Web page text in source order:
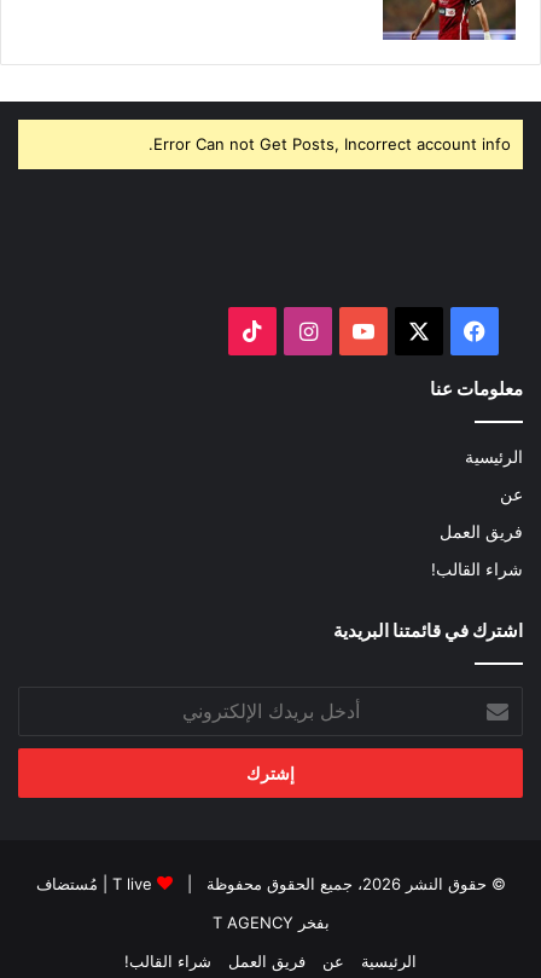
Error Can not Get Posts, Incorrect account info.
فيسبوك ‫YouTubeانستقرام
معلومات عنا
الرئيسية
عن
فريق العمل
شراء القالب!
اشترك في قائمتنا البريدية
بريدك
الإلكتروني
© حقوق النشر 2026، جميع الحقوق محفوظة | T live | مُستضاف
بفخر T AGENCY
الرئيسية
عن فريق العمل شراء القالب!